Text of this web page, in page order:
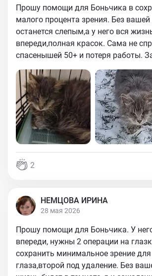
Прошу помощи для Боньчика в
малого процента зрения. Без
останется слепым,а у него вся
впереди,полная красок. Сама не
спасенышей 50+ и потеря работы.
2
НЕМЦОВА ИРИНА
28 мая 2026
Прошу помощи для Боньчика. У
впереди, нужны 2 операции на
сохранить минимальное зрение
глаза,второй под удаление. Без